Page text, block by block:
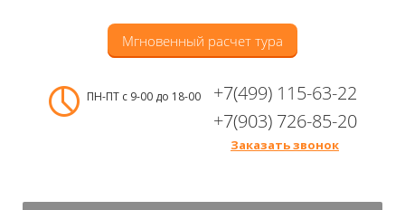
Мгновенный расчет тура
ПН-ПТ с 9-00 до 18-00
+7(499) 115-63-22
+7(903) 726-85-20
Заказать звонок